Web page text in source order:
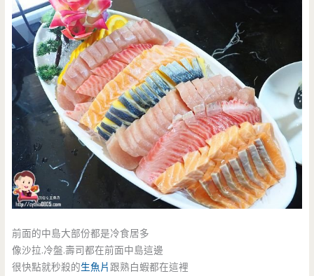
前面的中島大部份都是冷食居多
像沙拉.冷盤.壽司都在前面中島這邊
很快點就秒殺的生魚片跟熟白蝦都在這裡